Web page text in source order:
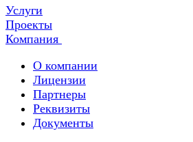
Услуги
Проекты
Компания
О компании
Лицензии
Партнеры
Реквизиты
Документы